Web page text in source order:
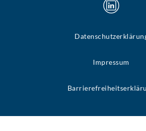
Impressum